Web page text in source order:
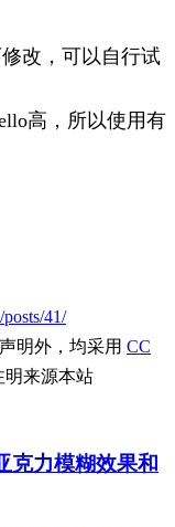
改，可以自行试
高，所以使用有
41/
明外，均采用 CC
明来源本站
克力模糊效果和